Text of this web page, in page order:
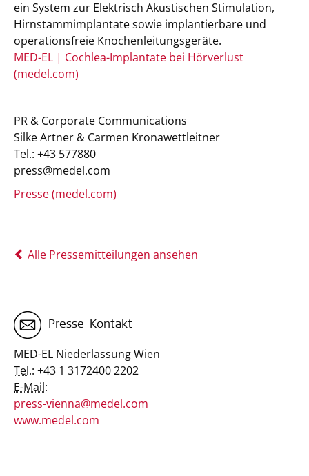
ein System zur Elektrisch Akustischen Stimulation,
Hirnstammimplantate sowie implantierbare und
operationsfreie Knochenleitungsgeräte.
MED-EL | Cochlea-Implantate bei Hörverlust
(medel.com)
PR & Corporate Communications
Silke Artner & Carmen Kronawettleitner
Tel.: +43 577880
press@medel.com
Presse (medel.com)
Alle Pressemitteilungen ansehen
Presse-Kontakt
MED-EL Niederlassung Wien
Tel.: +43 1 3172400 2202
E-Mail:
press-vienna@medel.com
www.medel.com